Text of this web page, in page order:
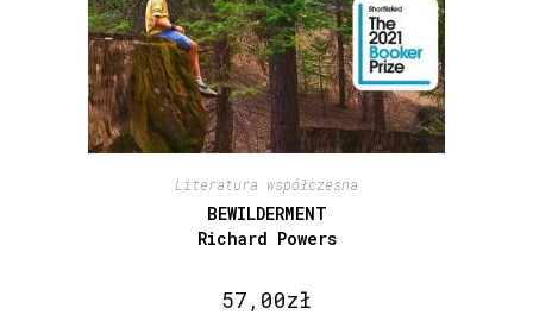
Literatura współczesna
BEWILDERMENT
Richard Powers
57,00zł